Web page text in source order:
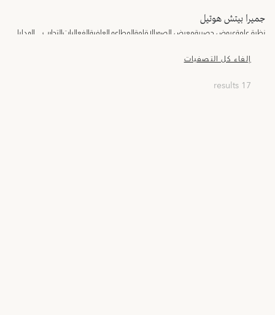
جميرا بيتش هوتيل
نظرة عامةعروض حصريةمعرض الصورالإقامةالمطاعمالعافيةالفعالياتالتجارب الهدايا
إلغاء كل التصفيات
17 results